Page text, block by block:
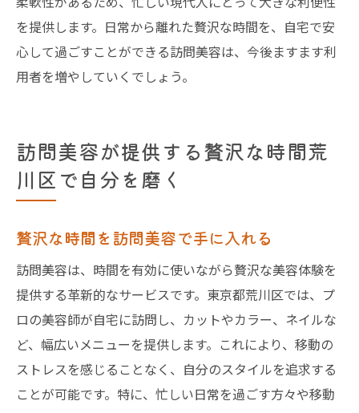
を提供します。日常から離れた贅沢な時間を、自宅で安
心して過ごすことができる訪問美容は、今後ますます利
用者を増やしていくでしょう。
訪問美容が提供する贅沢な時間荒
川区で自分を磨く
贅沢な時間を訪問美容で手に入れる
訪問美容は、時間を有効に使いながら贅沢な美容体験を
提供する革新的なサービスです。東京都荒川区では、プ
ロの美容師が自宅に訪問し、カットやカラー、ネイルな
ど、幅広いメニューを提供します。これにより、移動の
ストレスを感じることなく、自分のスタイルを追求する
ことが可能です。特に、忙しい日常を過ごす方々や移動